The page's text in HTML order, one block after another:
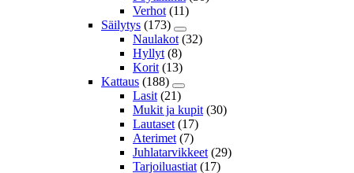
Verhot (11)
Säilytys (173)
Naulakot (32)
Hyllyt (8)
Korit (13)
Kattaus (188)
Lasit (21)
Mukit ja kupit (30)
Lautaset (17)
Aterimet (7)
Juhlatarvikkeet (29)
Tarjoiluastiat (17)